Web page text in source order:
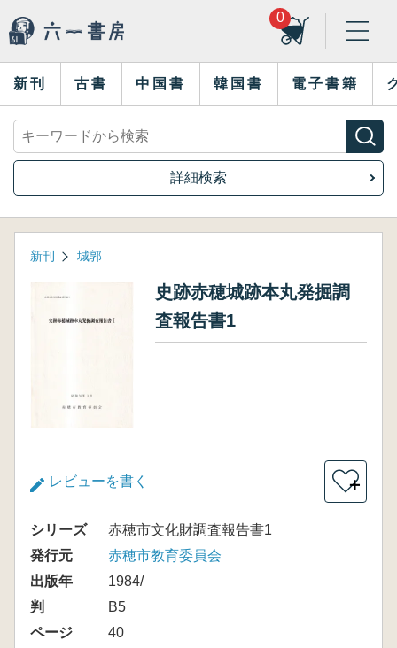
0
新刊 古書 中国書 韓国書 電子書籍
詳細検索
新刊 城郭
史跡赤穂城跡本丸発掘調
査報告書1
レビューを書く ＋
シリーズ
赤穂市文化財調査報告書1
発行元
赤穂市教育委員会
出版年
1984/
判
B5
ページ
40